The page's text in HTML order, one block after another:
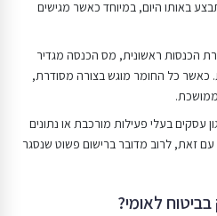
באותו היום, במיוחד כאשר מגישים
הכנסות ראשונית, מס הכנסה מגדיר
כאשר כל החומר מוגש בצורה מסודרת,
עסקים בעלי פעילות מורכבת או נתונים
עם זאת, לרוב מדובר ברישום פשוט שנסגר
לאומי?